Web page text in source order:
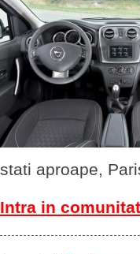
stati aproape,
Intra in